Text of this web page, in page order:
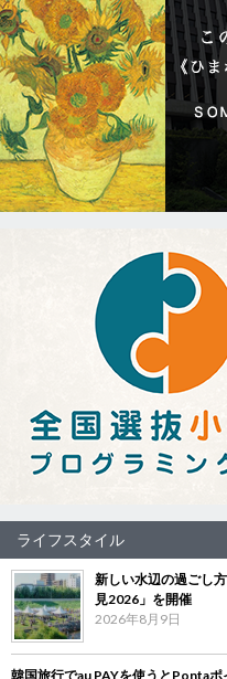
ライフスタイル
新しい水辺の過ごし
見2026」を開催
2026年8月9日
韓国旅行でau PAYを使うとPonta